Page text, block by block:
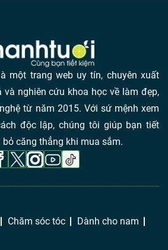
một trang web uy tín, chuyên xuất
nghiên cứu khoa học về làm đẹp,
từ năm 2015. Với sứ mệnh xem
độc lập, chúng tôi giúp bạn tiết
căng thẳng khi mua sắm.
Chăm sóc tóc
Dành cho nam